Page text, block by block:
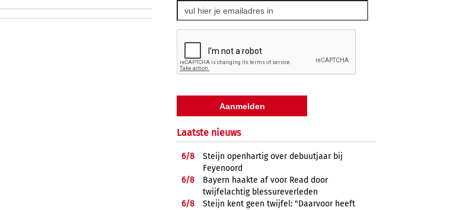
Laatste nieuws
6/8
Steijn openhartig over debuutjaar bij
Feyenoord
6/8
Bayern haakte af voor Read door
twijfelachtig blessureverleden
6/8
Steijn kent geen twijfel: "Daarvoor heeft